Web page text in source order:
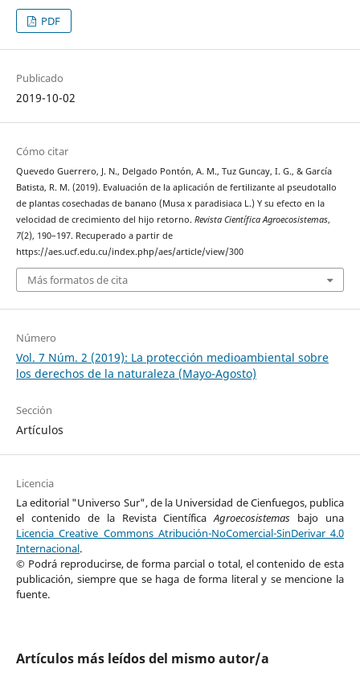
PDF
Publicado
2019-10-02
Cómo citar
Quevedo Guerrero, J. N., Delgado Pontón, A. M., Tuz Guncay, I. G., & García
Batista, R. M. (2019). Evaluación de la aplicación de fertilizante al pseudotallo
de plantas cosechadas de banano (Musa x paradisiaca L.) Y su efecto en la
velocidad de crecimiento del hijo retorno. Revista Científica Agroecosistemas,
7(2), 190–197. Recuperado a partir de
https://aes.ucf.edu.cu/index.php/aes/article/view/300
Más formatos de cita
Número
Vol. 7 Núm. 2 (2019): La protección medioambiental sobre
los derechos de la naturaleza (Mayo-Agosto)
Sección
Artículos
Licencia
La editorial "Universo Sur", de la Universidad de Cienfuegos, publica
el contenido de la Revista Científica Agroecosistemas bajo una
Licencia Creative Commons Atribución-NoComercial-SinDerivar 4.0
Internacional.
© Podrá reproducirse, de forma parcial o total, el contenido de esta
publicación, siempre que se haga de forma literal y se mencione la
fuente.
Artículos más leídos del mismo autor/a